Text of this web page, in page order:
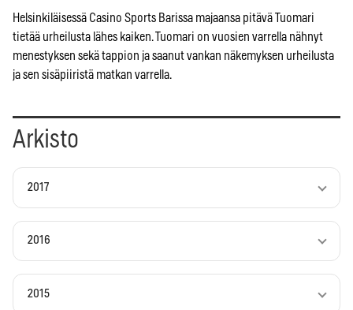
Helsinkiläisessä Casino Sports Barissa majaansa pitävä Tuomari
tietää urheilusta lähes kaiken. Tuomari on vuosien varrella nähnyt
menestyksen sekä tappion ja saanut vankan näkemyksen urheilusta
ja sen sisäpiiristä matkan varrella.
Arkisto
2017
2016
2015